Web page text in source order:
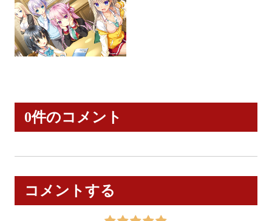
0件のコメント
コメントする